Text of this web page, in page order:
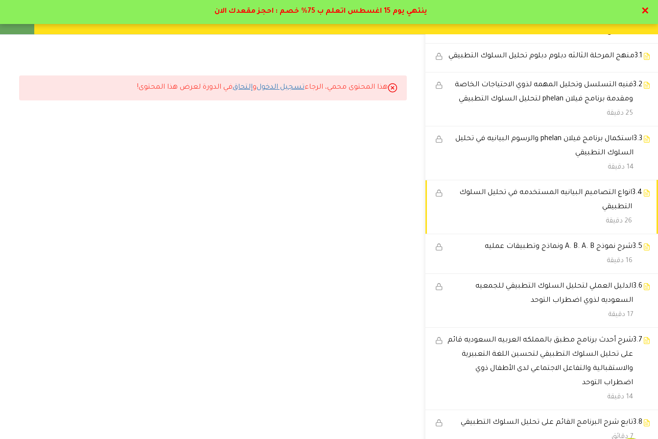
3.1منهج المرحلة الثالثه دبلوم دبلوم تحليل السلوك التطبيقي
3.2فنيه التسلسل وتحليل المهمه لذوي الاحتياجات الخاصة
ومقدمة برنامج فيلان phelan لتحليل السلوك التطبيقي
25 دقيقة
3.3
استكمال برنامج فيلان phelan والرسوم البيانيه في تحليل
السلوك التطبيقي
14 دقيقة
3.4انواع التصاميم البيانيه المستخدمه في تحليل السلوك
التطبيقي
26 دقيقة
3.5شرح نموذج A. B. A. B ونماذج وتطبيقات عمليه
16 دقيقة
3.6الدليل العملي لتحليل السلوك التطبيقي للجمعيه
السعوديه لذوي اضطراب التوحد
17 دقيقة
3.7شرح أحدث برنامج مطبق بالمملكه العربيه السعوديه قائم
على تحليل السلوك التطبيقي لتحسين اللغة التعبيرية
والاستقبالية والتفاعل الاجتماعي لدى الأطفال ذوي
اضطراب التوحد
14 دقيقة
3.8تابع شرح البرنامج القائم على تحليل السلوك التطبيقي
7 دقائق
هذا المحتوى محمي، الرجاءتسجيل الدخولوإلتحاقفي الدورة لعرض هذا المحتوى!
التعليقات
🔔 اترك رأيك بعد الدراسة
ينتهي يوم 15 اغسطس اتعلم ب 75% خصم : احجز مقعدك الان ✕